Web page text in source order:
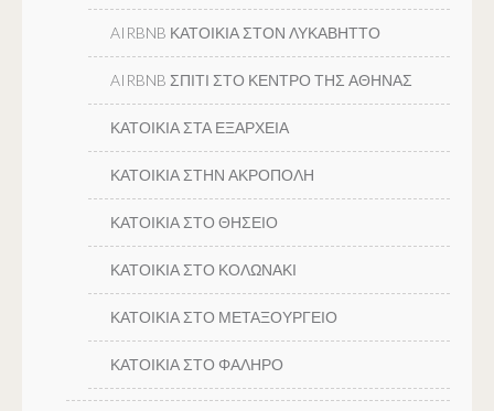
AIRBNB ΚΑΤΟΙΚΙΑ ΣΤΟΝ ΛΥΚΑΒΗΤΤΟ
AIRBNB ΣΠΙΤΙ ΣΤΟ ΚΕΝΤΡΟ ΤΗΣ ΑΘΗΝΑΣ
ΚΑΤΟΙΚΙΑ ΣΤΑ ΕΞΑΡΧΕΙΑ
ΚΑΤΟΙΚΙΑ ΣΤΗΝ ΑΚΡΟΠΟΛΗ
ΚΑΤΟΙΚΙΑ ΣΤΟ ΘΗΣΕΙΟ
ΚΑΤΟΙΚΙΑ ΣΤΟ ΚΟΛΩΝΑΚΙ
ΚΑΤΟΙΚΙΑ ΣΤΟ ΜΕΤΑΞΟΥΡΓΕΙΟ
ΚΑΤΟΙΚΙΑ ΣΤΟ ΦΑΛΗΡΟ